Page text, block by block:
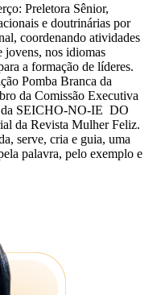
Preletora Sênior,
e doutrinárias por
coordenando atividades
jovens, nos idiomas
a formação de líderes.
Pomba Branca da
da Comissão Executiva
da SEICHO-NO-IE DO
da Revista Mulher Feliz.
serve, cria e guia, uma
palavra, pelo exemplo e